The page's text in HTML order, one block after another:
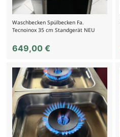
Waschbecken Spülbecken Fa.
Tecnoinox 35 cm Standgerät NEU
649,00 €